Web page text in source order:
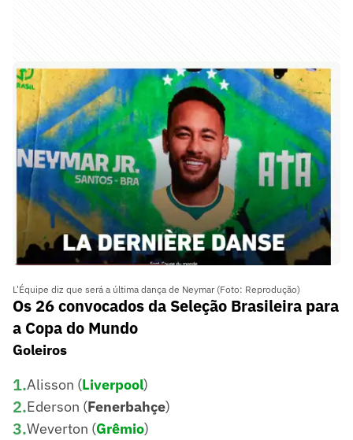
L'Équipe diz que será a última dança de Neymar (Foto: Reprodução)
Os 26 convocados da Seleção Brasileira para
a Copa do Mundo
Goleiros
1.Alisson (Liverpool)
2.Ederson (Fenerbahçe)
3.Weverton (Grêmio)